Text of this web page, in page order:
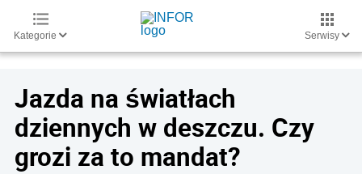
Kategorie Serwisy
Jazda na światłach
dziennych w deszczu. Czy
grozi za to mandat?